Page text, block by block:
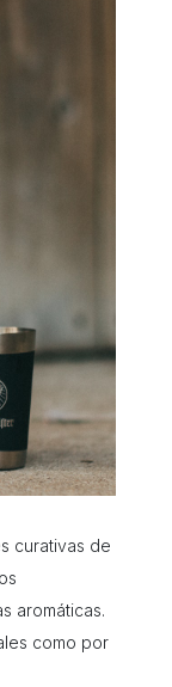
curativas de
aromáticas.
como por